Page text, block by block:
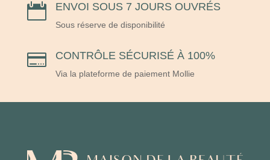
 ENVOI SOUS 7 JOURS OUVRÉS
Sous réserve de disponibilité
 CONTRÔLE SÉCURISÉ À 100%
Via la plateforme de paiement Mollie